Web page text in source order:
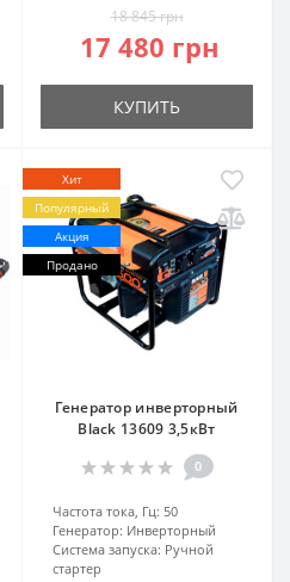
18 845 грн
17 480 грн
КУПИТЬ
Хит
Популярный
Акция
Продано
Генератор инверторный
Black 13609 3,5кВт
0
Частота тока, Гц: 50
Генератор: Инверторный
Система запуска: Ручной
стартер